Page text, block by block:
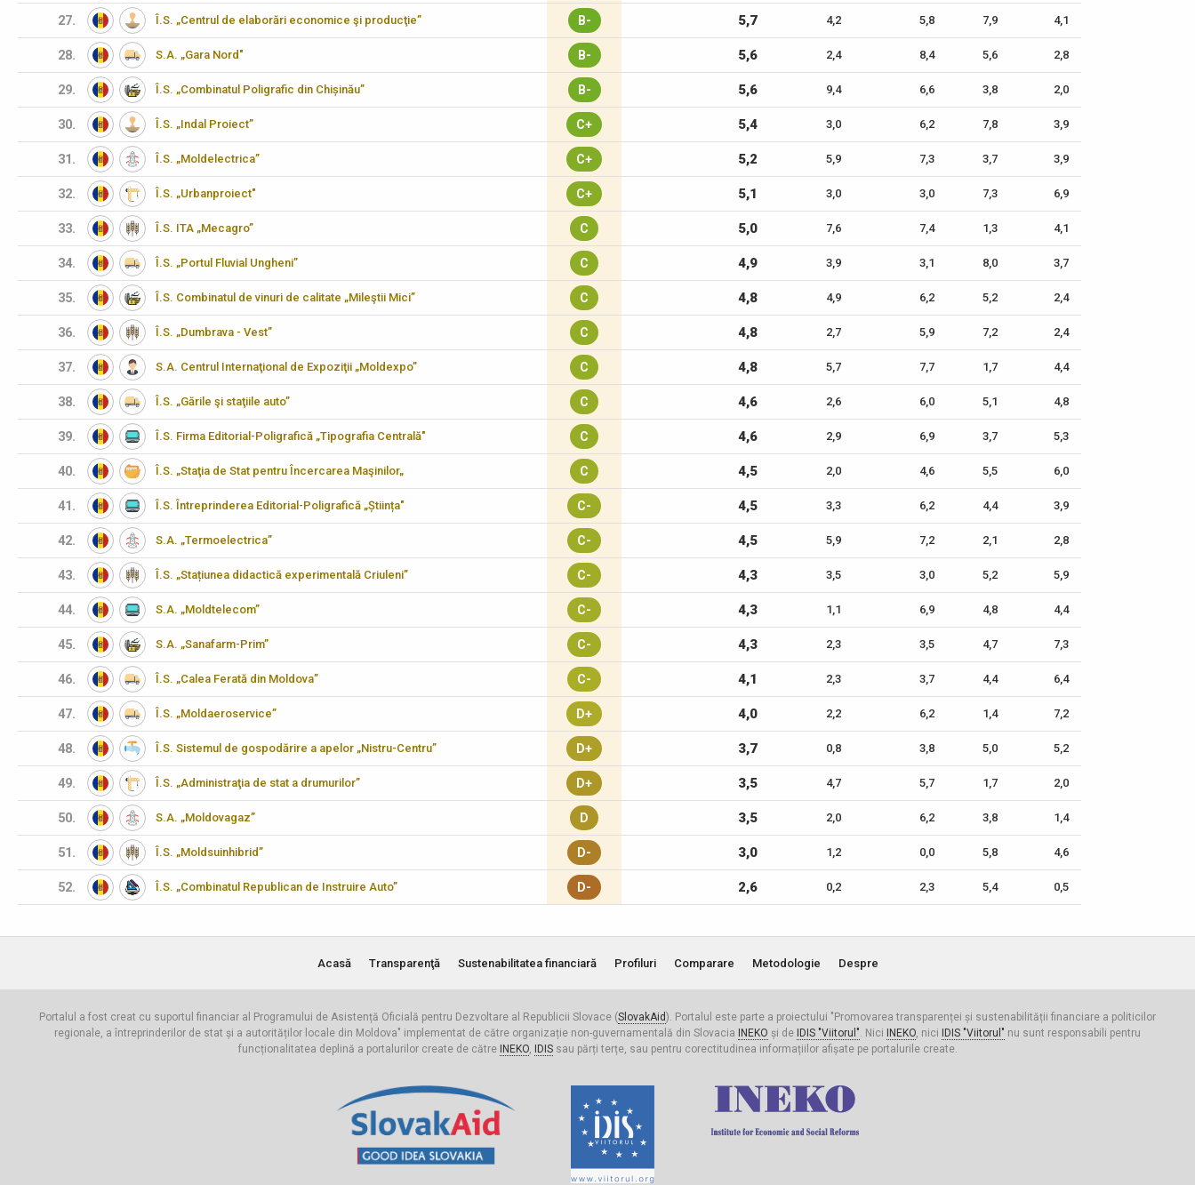
27. Î.S. „Centrul de elaborări economice şi producţie” B- 5,7 4,2 5,8 7,9 4,1
28. S.A. „Gara Nord" B- 5,6 2,4 8,4 5,6 2,8
29. Î.S. „Combinatul Poligrafic din Chișinău” B- 5,6 9,4 6,6 3,8 2,0
30. Î.S. „Indal Proiect” C+ 5,4 3,0 6,2 7,8 3,9
31. Î.S. „Moldelectrica” C+ 5,2 5,9 7,3 3,7 3,9
32. Î.S. „Urbanproiect" C+ 5,1 3,0 3,0 7,3 6,9
33. Î.S. ITA „Mecagro” C 5,0 7,6 7,4 1,3 4,1
34. Î.S. „Portul Fluvial Ungheni” C 4,9 3,9 3,1 8,0 3,7
35. Î.S. Combinatul de vinuri de calitate „Mileştii Mici” C 4,8 4,9 6,2 5,2 2,4
36. Î.S. „Dumbrava - Vest” C 4,8 2,7 5,9 7,2 2,4
37. S.A. Centrul Internaţional de Expoziţii „Moldexpo” C 4,8 5,7 7,7 1,7 4,4
38. Î.S. „Gările şi staţiile auto” C 4,6 2,6 6,0 5,1 4,8
39. Î.S. Firma Editorial-Poligrafică „Tipografia Centrală" C 4,6 2,9 6,9 3,7 5,3
40. Î.S. „Staţia de Stat pentru Încercarea Maşinilor„ C 4,5 2,0 4,6 5,5 6,0
41. Î.S. Întreprinderea Editorial-Poligrafică „Știința" C- 4,5 3,3 6,2 4,4 3,9
42. S.A. „Termoelectrica” C- 4,5 5,9 7,2 2,1 2,8
43. Î.S. „Stațiunea didactică experimentală Criuleni” C- 4,3 3,5 3,0 5,2 5,9
44. S.A. „Moldtelecom” C- 4,3 1,1 6,9 4,8 4,4
45. S.A. „Sanafarm-Prim” C- 4,3 2,3 3,5 4,7 7,3
46. Î.S. „Calea Ferată din Moldova” C- 4,1 2,3 3,7 4,4 6,4
47. Î.S. „Moldaeroservice” D+ 4,0 2,2 6,2 1,4 7,2
48. Î.S. Sistemul de gospodărire a apelor „Nistru-Centru” D+ 3,7 0,8 3,8 5,0 5,2
49. Î.S. „Administraţia de stat a drumurilor” D+ 3,5 4,7 5,7 1,7 2,0
50. S.A. „Moldovagaz” D 3,5 2,0 6,2 3,8 1,4
51. Î.S. „Moldsuinhibrid” D- 3,0 1,2 0,0 5,8 4,6
52. Î.S. „Combinatul Republican de Instruire Auto” D- 2,6 0,2 2,3 5,4 0,5
Acasă Transparenţă Sustenabilitatea financiară Profiluri Comparare Metodologie Despre
Portalul a fost creat cu suportul financiar al Programului de Asistență Oficială pentru Dezvoltare al Republicii Slovace (SlovakAid ). Portalul este parte a proiectului "Promovarea transparenței și sustenabilității financiare a politicilor
regionale, a întreprinderilor de stat și a autorităților locale din Moldova" implementat de către organizație non-guvernamentală din Slovacia
INEKO și de IDIS "Viitorul". Nici INEKO, nici IDIS "Viitorul" nu sunt responsabili pentru
funcționalitatea deplină a portalurilor create de către INEKO, IDISsau părți terțe, sau pentru corectitudinea informațiilor afișate pe portalurile create.